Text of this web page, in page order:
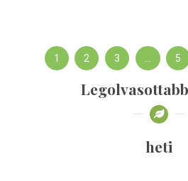
1 2 3 … 5
heti